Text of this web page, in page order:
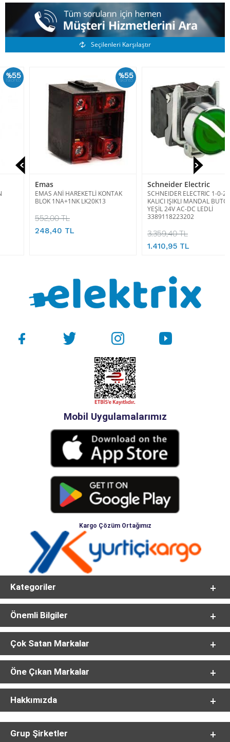
Benzer Ürünler
Seçilenleri Karşılaştır
EMAS ANİ HAREKETLİ KONTAK
BLOK 1NA+1NK LK20K13
552,00 TL
248,40 TL
Schneider Electric
SCHNEIDER ELECTRIC 1-0-2
KALICI IŞIKLI MANDAL BUTON
YEŞİL 24V AC-DC LEDLİ
3389118223202
3.359,40 TL
1.410,95 TL
Mobil Uygulamalarımız
Kargo Çözüm Ortağımız
Kategoriler
Önemli Bilgiler
Çok Satan Markalar
Öne Çıkan Markalar
Hakkımızda
Grup Şirketler